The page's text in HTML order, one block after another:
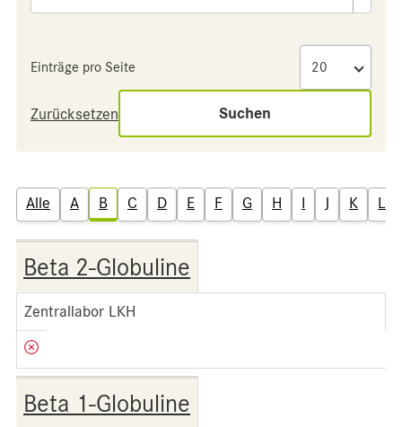
Einträge pro Seite
Zurücksetzen Suchen
Alle A B C D E F G H I J K L
Beta 2-Globuline
Zentrallabor LKH
Beta 1-Globuline